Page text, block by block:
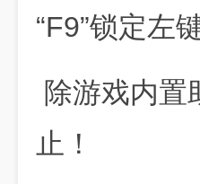
“F9”锁定左
除游戏内置
止！